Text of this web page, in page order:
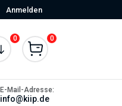
Anmelden
0 0
E-Mail-Adresse:
info@kiip.de